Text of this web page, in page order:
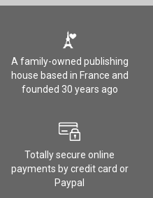
A family-owned publishing
house based in France and
founded 30 years ago
Totally secure online
payments by credit card or
Paypal